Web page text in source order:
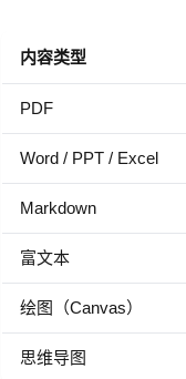
内容类型
PDF
Word / PPT / Excel
Markdown
富文本
绘图（Canvas）
思维导图